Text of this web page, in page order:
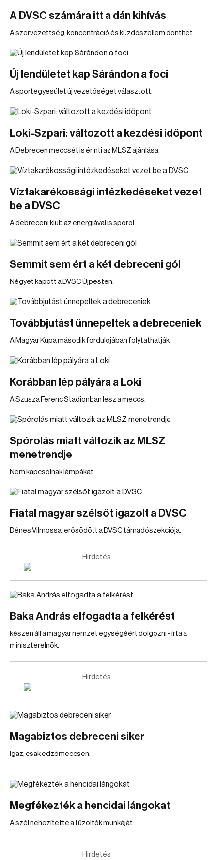
A DVSC számára itt a dán kihívás
A szervezettség, koncentráció és küzdőszellem dönthet.
Új lendületet kap Sárándon a foci
A sportegyesület új vezetőséget választott.
Loki-Szpari: változott a kezdési időpont
A Debrecen meccsét is érinti az MLSZ ajánlása.
Víztakarékossági intézkedéseket vezet
be a DVSC
A debreceni klub az energiával is spórol.
Semmit sem ért a két debreceni gól
Négyet kapott a DVSC Újpesten.
Továbbjutást ünnepeltek a debreceniek
A Magyar Kupa második fordulójában folytathatják.
Korábban lép pályára a Loki
A Szusza Ferenc Stadionban lesz a meccs.
Spórolás miatt változik az MLSZ
menetrendje
Nem kapcsolnak lámpákat.
Fiatal magyar szélsőt igazolt a DVSC
Dénes Vilmossal erősödött a DVSC támadószekciója.
Hirdetés
Baka András elfogadta a felkérést
készen áll a magyar nemzet egységéért dolgozni - írta a
miniszterelnök.
Hirdetés
Magabiztos debreceni siker
Igaz, csak edzőmeccsen.
Megfékezték a hencidai lángokat
A szél nehezítette a tűzoltók munkáját.
Hirdetés